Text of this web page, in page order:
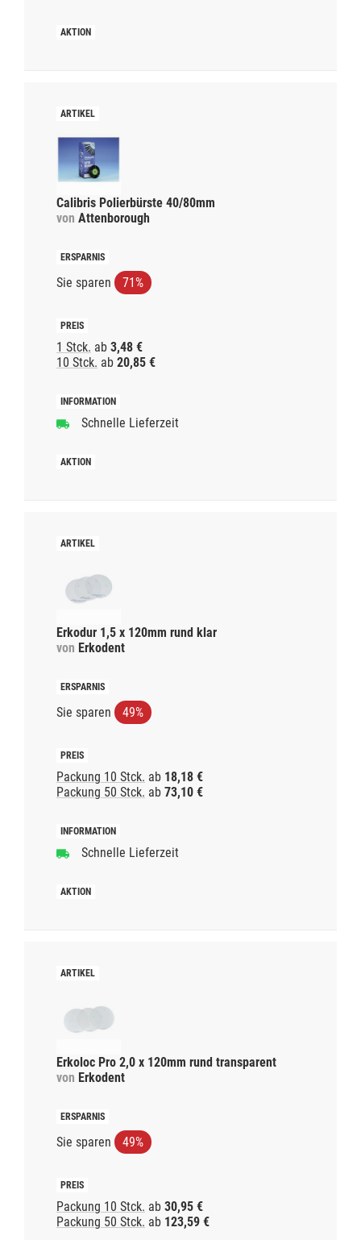
Calibris Polierbürste 40/80mm
von Attenborough
Sie sparen 71%
1 Stck. ab 3,48 €
10 Stck. ab 20,85 €
Schnelle Lieferzeit
Erkodur 1,5 x 120mm rund klar
von Erkodent
Sie sparen 49%
Packung 10 Stck. ab 18,18 €
Packung 50 Stck. ab 73,10 €
Schnelle Lieferzeit
Erkoloc Pro 2,0 x 120mm rund transparent
von Erkodent
Sie sparen 49%
Packung 10 Stck. ab 30,95 €
Packung 50 Stck. ab 123,59 €